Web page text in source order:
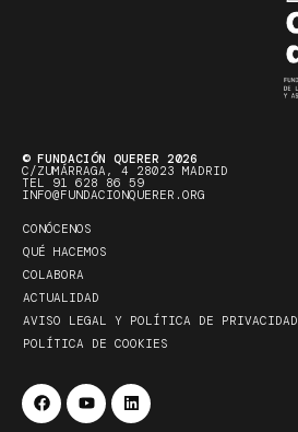
© FUNDACIÓN QUERER 2026
C/ZUMÁRRAGA, 4 28023 MADRID
TEL 91 628 86 59
INFO@FUNDACIONQUERER.ORG
CONÓCENOS
QUÉ HACEMOS
COLABORA
ACTUALIDAD
AVISO LEGAL Y POLÍTICA DE PRIVACIDAD
POLÍTICA DE COOKIES